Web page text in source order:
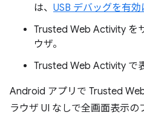
は、 USB デバッグを有効
Trusted Web Activity を
ウザ。
Trusted Web Activity で
Android アプリで Trusted
ラウザ UI なしで全画面表示